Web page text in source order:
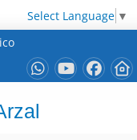
Select Language ▼